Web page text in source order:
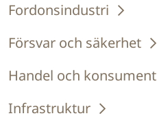
Fordonsindustri
Försvar och säkerhet
Handel och konsument
Infrastruktur